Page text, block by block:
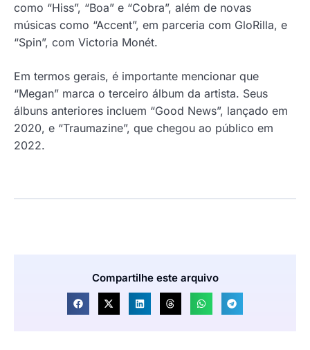
como “Hiss”, “Boa” e “Cobra”, além de novas
músicas como “Accent”, em parceria com GloRilla, e
“Spin”, com Victoria Monét.
Em termos gerais, é importante mencionar que
“Megan” marca o terceiro álbum da artista. Seus
álbuns anteriores incluem “Good News”, lançado em
2020, e “Traumazine”, que chegou ao público em
2022.
Compartilhe este arquivo